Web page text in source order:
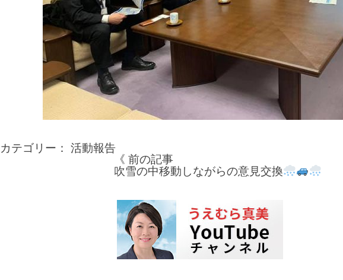
カテゴリー： 活動報告
投
ナ
ビ
ゲ
《 前の記事
吹雪の中移動しながらの意見交換